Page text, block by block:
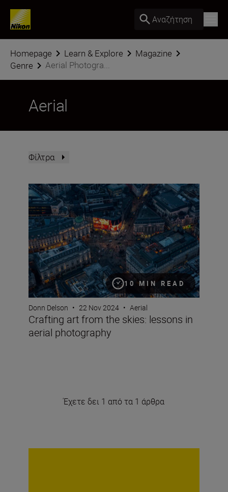
Αναζήτηση
Homepage Learn & Explore
Magazine
Genre
Aerial Photogra...
Aerial
Φίλτρα
10 MIN READ
Crafting art from the skies: lessons in aerial
Donn Delson • 22 Nov 2024 • Aerial
Crafting art from the skies: lessons in
aerial photography
Έχετε δει 1 από τα 1 άρθρα